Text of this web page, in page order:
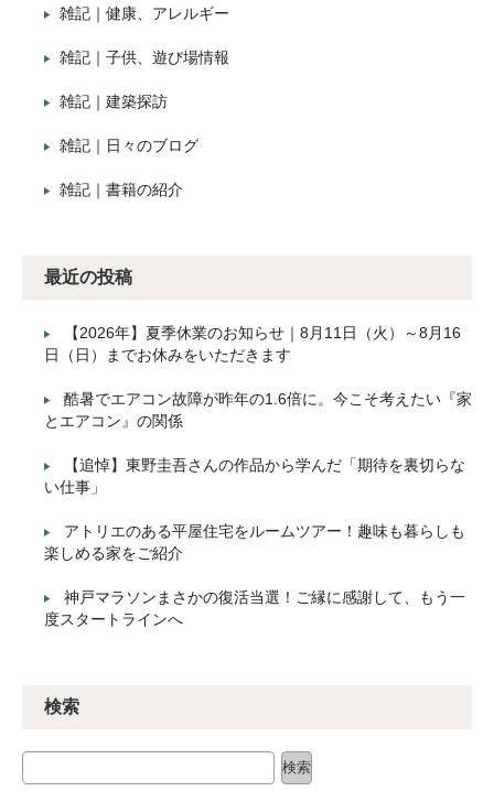
雑記｜健康、アレルギー
雑記｜子供、遊び場情報
雑記｜建築探訪
雑記｜日々のブログ
雑記｜書籍の紹介
最近の投稿
【2026年】夏季休業のお知らせ｜8月11日（火）～8月16
日（日）までお休みをいただきます
酷暑でエアコン故障が昨年の1.6倍に。今こそ考えたい『家
とエアコン』の関係
【追悼】東野圭吾さんの作品から学んだ「期待を裏切らな
い仕事」
アトリエのある平屋住宅をルームツアー！趣味も暮らしも
楽しめる家をご紹介
神戸マラソンまさかの復活当選！ご縁に感謝して、もう一
度スタートラインへ
検索
検索
検索